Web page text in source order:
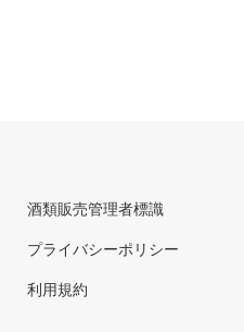
酒類販売管理者標識
プライバシーポリシー
利用規約